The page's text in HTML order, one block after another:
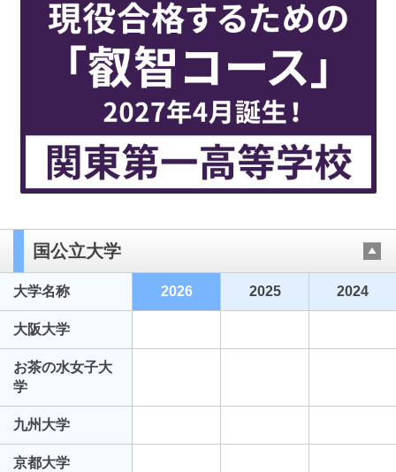
国公立大学
大学名称 2026 2025 2024
大阪大学
お茶の水女子大
学
九州大学
京都大学